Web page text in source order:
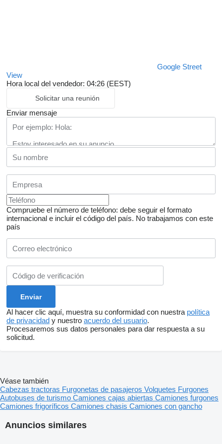
Google Street
View
Hora local del vendedor: 04:26 (EEST)
Solicitar una reunión
Enviar mensaje
Compruebe el número de teléfono: debe seguir el formato
internacional e incluir el código del país. No trabajamos con este
país
Al hacer clic aquí, muestra su conformidad con nuestra política
de privacidad y nuestro acuerdo del usuario.
Procesaremos sus datos personales para dar respuesta a su
solicitud.
Anuncios similares
Véase también
Cabezas tractoras Furgonetas de pasajeros Volquetes Furgones
Autobuses de turismo Camiones cajas abiertas Camiones furgones
Camiones frigoríficos Camiones chasis Camiones con gancho